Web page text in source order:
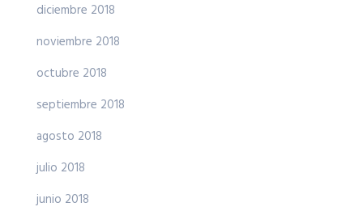
diciembre 2018
noviembre 2018
octubre 2018
septiembre 2018
agosto 2018
julio 2018
junio 2018